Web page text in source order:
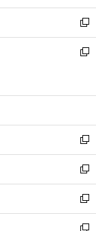
開
く
ウ
で
開
く
ン
ド
ウ
で
ウ
ィ
ン
ド
開
新
し
い
ン
ウ
で
開
く
新
ウ
ン
ド
ウ
で
開
く
新
し
い
ウ
ィ
ン
新
し
い
ウ
新
し